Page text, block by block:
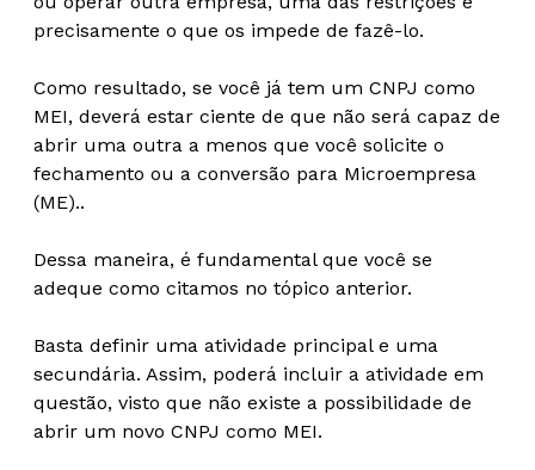
precisamente o que os impede de fazê-lo.
Como resultado, se você já tem um CNPJ como
MEI, deverá estar ciente de que não será capaz de
abrir uma outra a menos que você solicite o
fechamento ou a conversão para Microempresa
(ME)..
Dessa maneira, é fundamental que você se
adeque como citamos no tópico anterior.
Basta definir uma atividade principal e uma
secundária. Assim, poderá incluir a atividade em
questão, visto que não existe a possibilidade de
abrir um novo CNPJ como MEI.